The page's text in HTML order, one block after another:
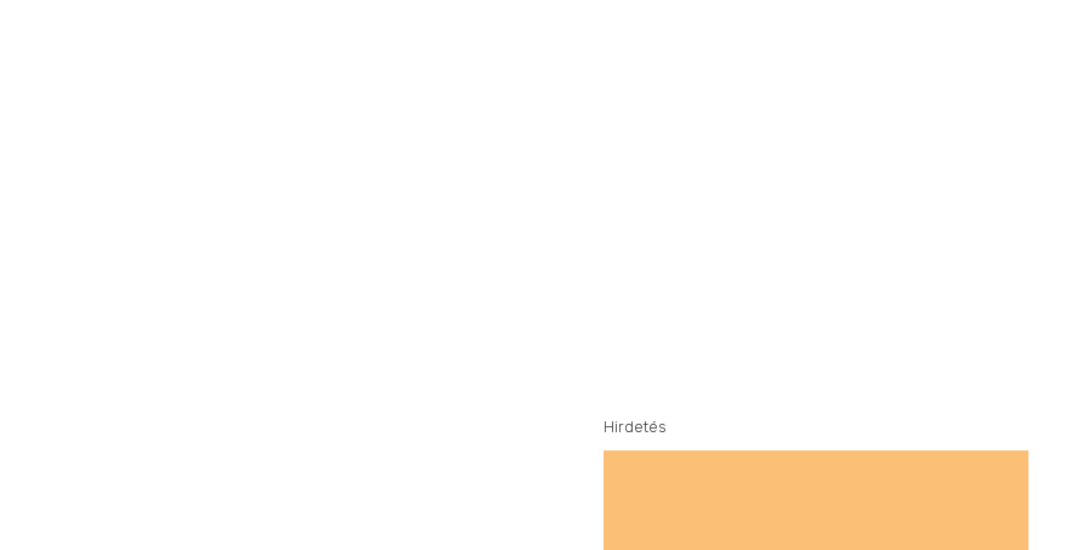
Hirdetés